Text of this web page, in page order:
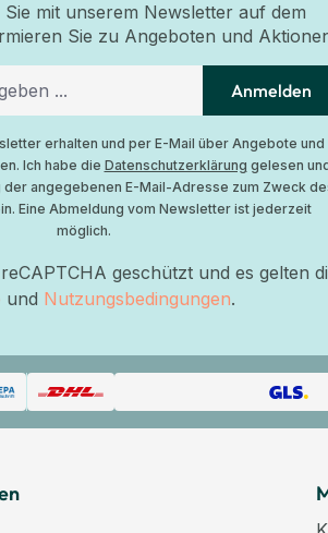
mit unserem Newsletter auf dem
Sie zu Angeboten und
Anmelden
erhalten und per E-Mail über Angebote und
Ich habe die Datenschutzerklärung gelesen
angegebenen E-Mail-Adresse zum Zweck
Eine Abmeldung vom Newsletter ist jederzeit
möglich.
geschützt und es gelten
und Nutzungsbedingungen.